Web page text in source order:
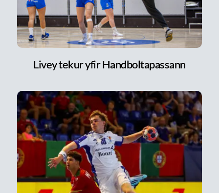
Livey tekur yfir Handboltapassann